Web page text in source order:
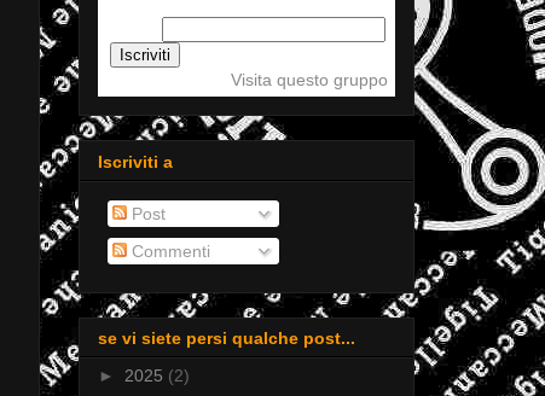
Visita questo gruppo
Iscriviti a
Post
Commenti
se vi siete persi qualche post...
► 2025 (2)